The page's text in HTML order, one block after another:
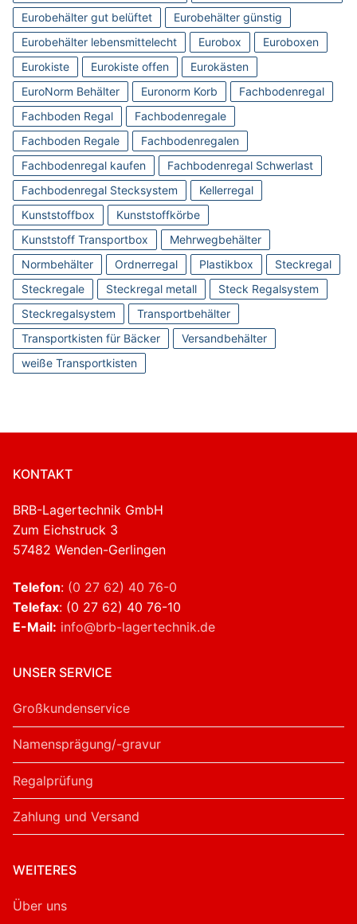
Eurobehälter gut belüftet
Eurobehälter günstig
Eurobehälter lebensmittelecht
Eurobox
Euroboxen
Eurokiste
Eurokiste offen
Eurokästen
EuroNorm Behälter
Euronorm Korb
Fachbodenregal
Fachboden Regal
Fachbodenregale
Fachboden Regale
Fachbodenregalen
Fachbodenregal kaufen
Fachbodenregal Schwerlast
Fachbodenregal Stecksystem
Kellerregal
Kunststoffbox
Kunststoffkörbe
Kunststoff Transportbox
Mehrwegbehälter
Normbehälter
Ordnerregal Plastikbox
Steckregal
Steckregale
Steckregal metall
Steck Regalsystem
Steckregalsystem
Transportbehälter
Transportkisten für Bäcker
Versandbehälter
weiße Transportkisten
KONTAKT
BRB-Lagertechnik GmbH
Zum Eichstruck 3
57482 Wenden-Gerlingen
Telefon: (0 27 62) 40 76-0
Telefax: (0 27 62) 40 76-10
E-Mail: info@brb-lagertechnik.de
UNSER SERVICE
Großkundenservice
Namensprägung/-gravur
Regalprüfung
Zahlung und Versand
WEITERES
Über uns